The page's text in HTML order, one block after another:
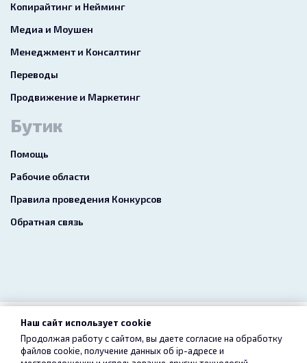
Копирайтинг и Нейминг
Медиа и Моушен
Менеджмент и Консалтинг
Переводы
Продвижение и Маркетинг
Бутик
Помощь
Рабочие области
Правила проведения Конкурсов
Обратная связь
2026 freelance.boutique
Наш сайт использует cookie
Продолжая работу с сайтом, вы даете согласие на обработку
файлов cookie, получение данных об ip-адресе и